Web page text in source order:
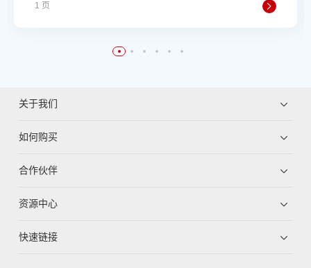
1 页
关于我们
如何购买
合作伙伴
资源中心
快速链接